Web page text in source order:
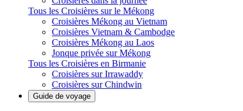
Tous les Croisières sur le Mékong
Croisières Mékong au Vietnam
Croisières Vietnam & Cambodge
Croisières Mékong au Laos
Jonque privée sur Mékong
Tous les Croisières en Birmanie
Croisières sur Irrawaddy
Croisières sur Chindwin
Guide de voyage